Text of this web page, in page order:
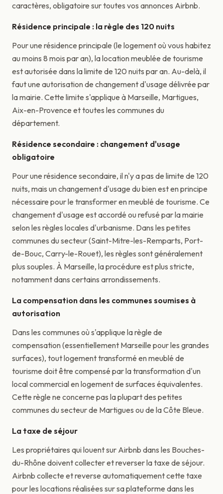
caractères, obligatoire sur toutes vos annonces Airbnb.
Résidence principale : la règle des 120 nuits
Pour une résidence principale (le logement où vous habitez
au moins 8 mois par an), la location meublée de tourisme
est autorisée dans la limite de 120 nuits par an. Au-delà, il
faut une autorisation de changement d'usage délivrée par
la mairie. Cette limite s'applique à Marseille, Martigues,
Aix-en-Provence et toutes les communes du
département.
Résidence secondaire : changement d'usage
obligatoire
Pour une résidence secondaire, il n'y a pas de limite de 120
nuits, mais un changement d'usage du bien est en principe
nécessaire pour le transformer en meublé de tourisme. Ce
changement d'usage est accordé ou refusé par la mairie
selon les règles locales d'urbanisme. Dans les petites
communes du secteur (Saint-Mitre-les-Remparts, Port-
de-Bouc, Carry-le-Rouet), les règles sont généralement
plus souples. À Marseille, la procédure est plus stricte,
notamment dans certains arrondissements.
La compensation dans les communes soumises à
autorisation
Dans les communes où s'applique la règle de
compensation (essentiellement Marseille pour les grandes
surfaces), tout logement transformé en meublé de
tourisme doit être compensé par la transformation d'un
local commercial en logement de surfaces équivalentes.
Cette règle ne concerne pas la plupart des petites
communes du secteur de Martigues ou de la Côte Bleue.
La taxe de séjour
Les propriétaires qui louent sur Airbnb dans les Bouches-
du-Rhône doivent collecter et reverser la taxe de séjour.
Airbnb collecte et reverse automatiquement cette taxe
pour les locations réalisées sur sa plateforme dans les